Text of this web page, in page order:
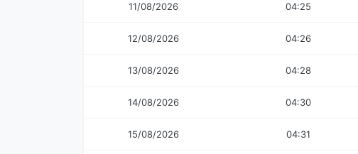
11/08/2026 04:25
12/08/2026 04:26
13/08/2026 04:28
14/08/2026 04:30
15/08/2026 04:31